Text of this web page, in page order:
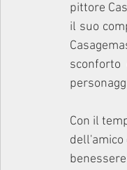
pittore
il suo
Con il
dell'amico